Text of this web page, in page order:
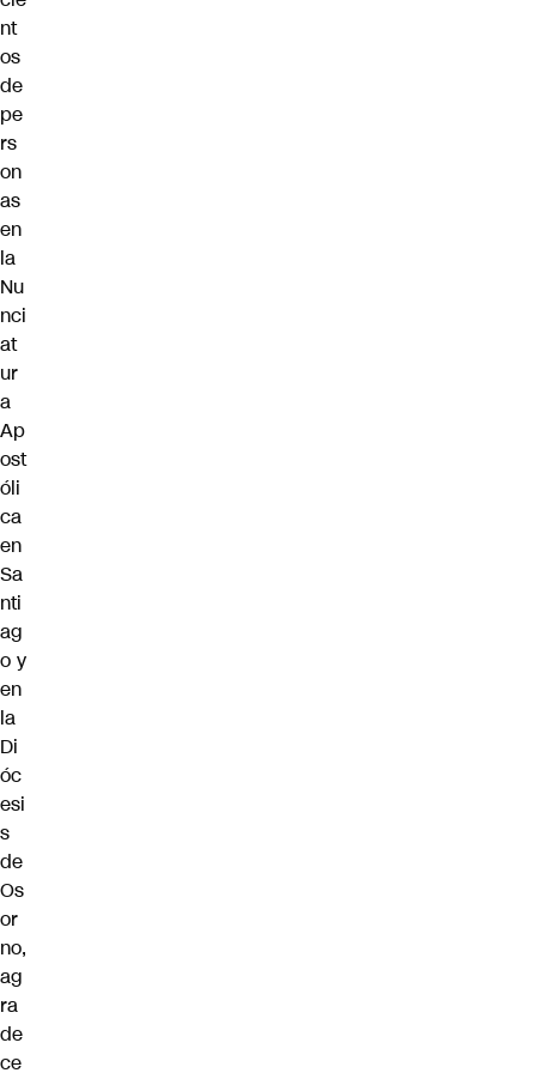
nt
os
de
pe
rs
on
as
en
la
Nu
nci
at
ur
a
Ap
ost
óli
ca
en
Sa
nti
ag
o y
en
la
Di
óc
esi
s
de
Os
or
no,
ag
ra
de
ce